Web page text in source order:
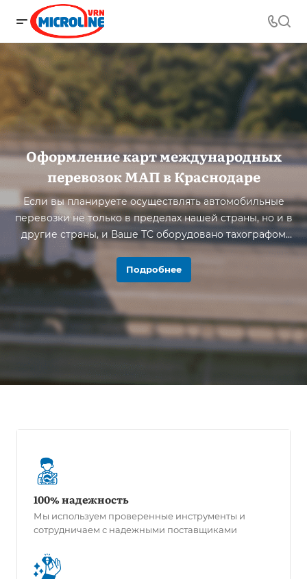
Оформление карт международных
перевозок МАП в Краснодаре
Если вы планируете осуществлять автомобильные
перевозки не только в пределах нашей страны, но и в
другие страны, и Ваше ТС оборудовано тахографом
ЕСТР, тогда вам обязательно понадобится
Удостоверение допуска Российского перевозчика и
карта МАП (международных автомобильных
перевозок) на транспортное средство.
Подробнее
100% надежность
Мы используем проверенные инструменты и
сотрудничаем с надежными поставщиками